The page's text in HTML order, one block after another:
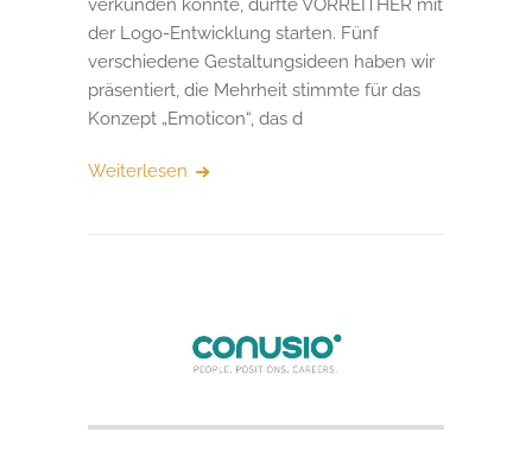
verkünden konnte, durfte VORREITHER mit
der Logo-Entwicklung starten. Fünf
verschiedene Gestaltungsideen haben wir
präsentiert, die Mehrheit stimmte für das
Konzept „Emoticon“, das d
Weiterlesen